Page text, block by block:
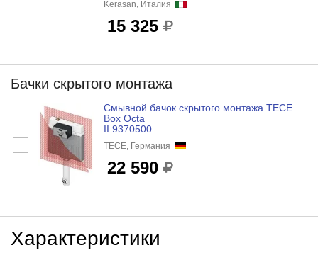
Kerasan, Италия
15 325
Бачки скрытого монтажа
Смывной бачок скрытого монтажа TECE
Box Octa
II 9370500
TECE, Германия
22 590
Характеристики